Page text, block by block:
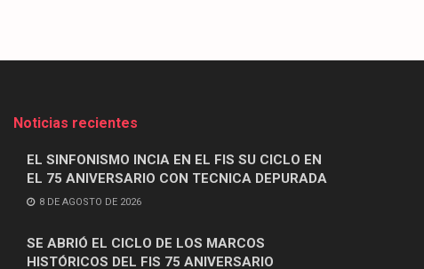
Noticias recientes
EL SINFONISMO INCIA EN EL FIS SU CICLO EN
EL 75 ANIVERSARIO CON TECNICA DEPURADA
8 DE AGOSTO DE 2026
SE ABRIÓ EL CICLO DE LOS MARCOS
HISTÓRICOS DEL FIS 75 ANIVERSARIO